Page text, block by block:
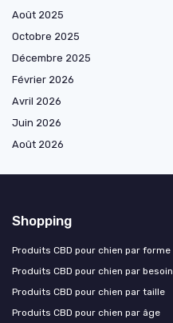
Août 2025
Octobre 2025
Décembre 2025
Février 2026
Avril 2026
Juin 2026
Août 2026
Shopping
Produits CBD pour chien par forme
Produits CBD pour chien par besoin
Produits CBD pour chien par taille
Produits CBD pour chien par âge